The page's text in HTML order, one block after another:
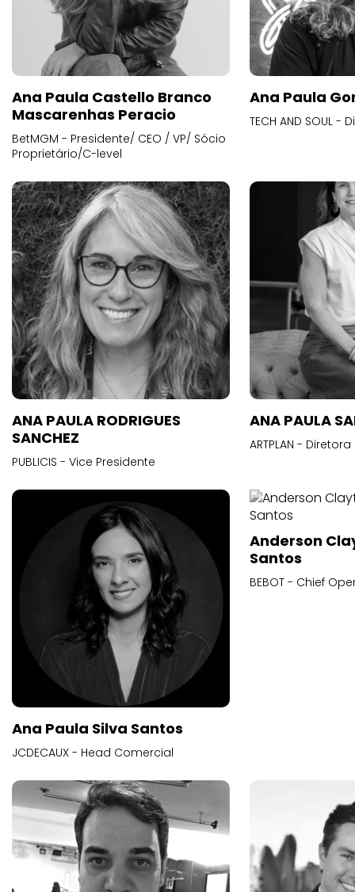
Ana Paula Castello Branco
Mascarenhas Peracio
BetMGM - Presidente/ CEO / VP/ Sócio
Proprietário/C-level
Ana Paula
TECH AND SOUL
ANA PAULA RODRIGUES
SANCHEZ
PUBLICIS - Vice Presidente
ANA PAULA
ARTPLAN -
Ana Paula Silva Santos
JCDECAUX - Head Comercial
Anderson
Santos
BEBOT - Chief